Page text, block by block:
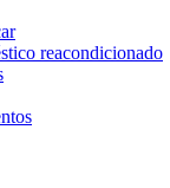
reacondicionado